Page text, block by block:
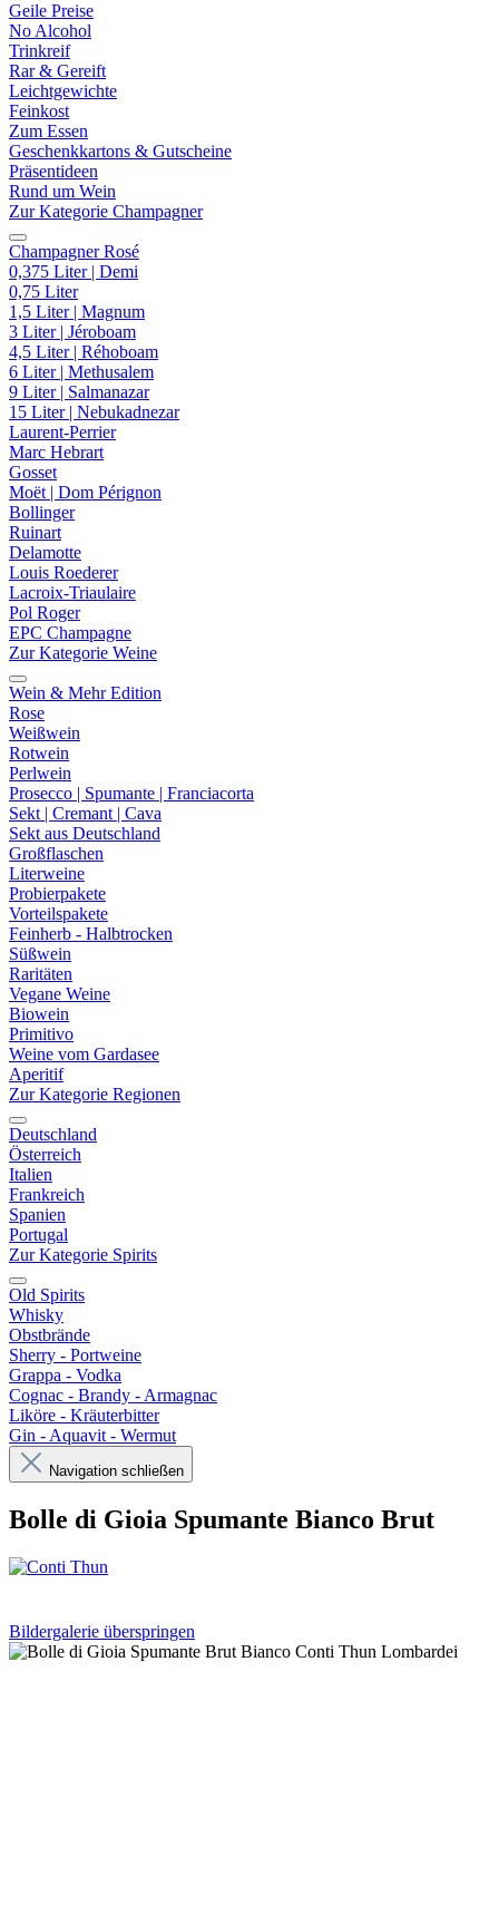
Geile Preise
No Alcohol
Trinkreif
Rar & Gereift
Leichtgewichte
Feinkost
Zum Essen
Geschenkkartons & Gutscheine
Präsentideen
Rund um Wein
Zur Kategorie Champagner
Champagner Rosé
0,375 Liter | Demi
0,75 Liter
1,5 Liter | Magnum
3 Liter | Jéroboam
4,5 Liter | Réhoboam
6 Liter | Methusalem
9 Liter | Salmanazar
15 Liter | Nebukadnezar
Laurent-Perrier
Marc Hebrart
Gosset
Moët | Dom Pérignon
Bollinger
Ruinart
Delamotte
Louis Roederer
Lacroix-Triaulaire
Pol Roger
EPC Champagne
Zur Kategorie Weine
Wein & Mehr Edition
Rose
Weißwein
Rotwein
Perlwein
Prosecco | Spumante | Franciacorta
Sekt | Cremant | Cava
Sekt aus Deutschland
Großflaschen
Literweine
Probierpakete
Vorteilspakete
Feinherb - Halbtrocken
Süßwein
Raritäten
Vegane Weine
Biowein
Primitivo
Weine vom Gardasee
Aperitif
Zur Kategorie Regionen
Deutschland
Österreich
Italien
Frankreich
Spanien
Portugal
Zur Kategorie Spirits
Old Spirits
Whisky
Obstbrände
Sherry - Portweine
Grappa - Vodka
Cognac - Brandy - Armagnac
Liköre - Kräuterbitter
Gin - Aquavit - Wermut
Navigation schließen
Bolle di Gioia Spumante Bianco Brut
Bildergalerie überspringen